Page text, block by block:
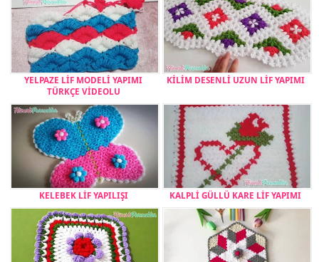
YELPAZE LİF MODELİ YAPIMI
TÜRKÇE VİDEOLU
KİLİM DESENLİ UZUN LİF YAPIMI
KELEBEK LİF YAPILIŞI KALPLİ GÜLLÜ KARE LİF YAPIMI